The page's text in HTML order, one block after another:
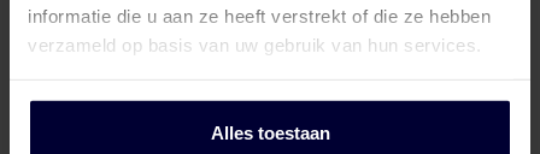
informatie die u aan ze heeft verstrekt of die ze hebben
verzameld op basis van uw gebruik van hun services.
Alles toestaan